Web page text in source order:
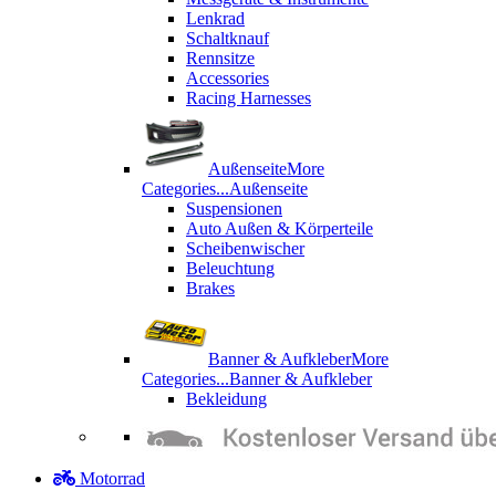
Lenkrad
Schaltknauf
Rennsitze
Accessories
Racing Harnesses
AußenseiteMore
Categories...Außenseite
Suspensionen
Auto Außen & Körperteile
Scheibenwischer
Beleuchtung
Brakes
Banner & AufkleberMore
Categories...Banner & Aufkleber
Bekleidung
Motorrad